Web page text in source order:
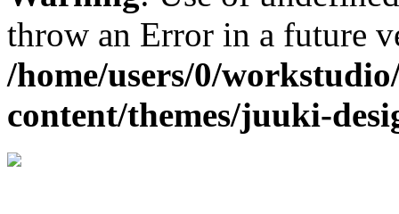
throw an Error in a future
/home/users/0/
content/themes/juuki-